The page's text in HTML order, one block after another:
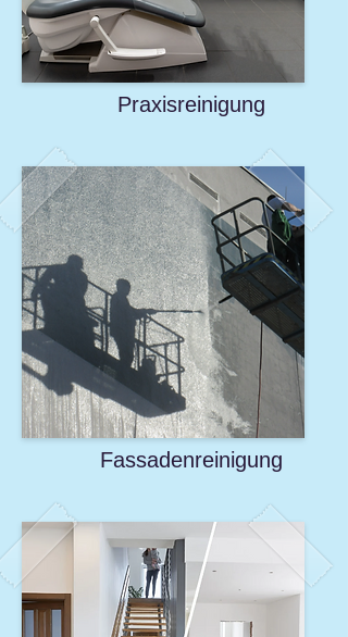
Praxisreinigung
Fassadenreinigung